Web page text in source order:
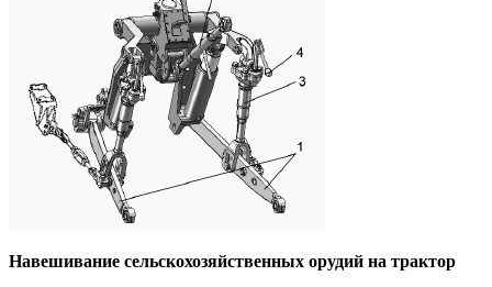
Навешивание сельскохозяйственных орудий на трактор